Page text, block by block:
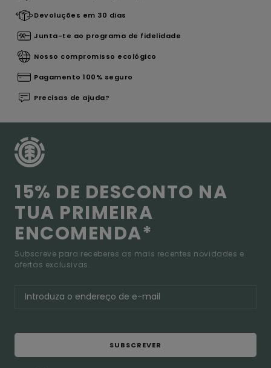
Devoluções em 30 dias
Junta-te ao programa de fidelidade
Nosso compromisso ecológico
Pagamento 100% seguro
Precisas de ajuda?
15% DE DESCONTO NA
TUA PRIMEIRA
ENCOMENDA*
Subscreve para receberes as mais recentes novidades e
ofertas exclusivas.
SUBSCREVER